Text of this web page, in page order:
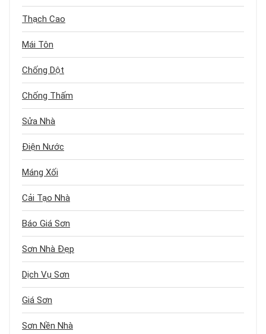
Thạch Cao
Mái Tôn
Chống Dột
Chống Thấm
Sửa Nhà
Điện Nước
Máng Xối
Cải Tạo Nhà
Báo Giá Sơn
Sơn Nhà Đẹp
Dịch Vụ Sơn
Giá Sơn
Sơn Nền Nhà